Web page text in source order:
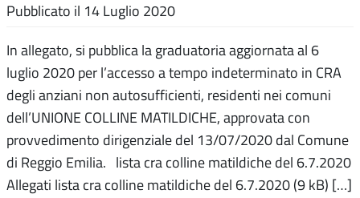
Pubblicato il 14 Luglio 2020
In allegato, si pubblica la graduatoria aggiornata al 6
luglio 2020 per l’accesso a tempo indeterminato in CRA
degli anziani non autosufficienti, residenti nei comuni
dell’UNIONE COLLINE MATILDICHE, approvata con
provvedimento dirigenziale del 13/07/2020 dal Comune
di Reggio Emilia. lista cra colline matildiche del 6.7.2020
Allegati lista cra colline matildiche del 6.7.2020 (9 kB) […]